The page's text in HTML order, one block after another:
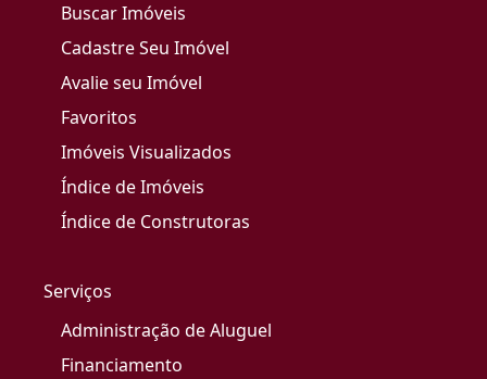
Buscar Imóveis
Cadastre Seu Imóvel
Avalie seu Imóvel
Favoritos
Imóveis Visualizados
Índice de Imóveis
Índice de Construtoras
Serviços
Administração de Aluguel
Financiamento